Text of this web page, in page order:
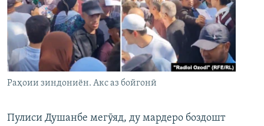
Раҳоии зиндониён. Акс аз бойгонӣ
Пулиси Душанбе мегӯяд, ду мардеро боздошт